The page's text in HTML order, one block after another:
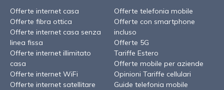
Offerte internet casa
Offerte fibra ottica
Offerte internet casa senza
linea fissa
Offerte internet illimitato
casa
Offerte internet WiFi
Offerte internet satellitare
Offerte telefonia mobile
Offerte con smartphone
incluso
Offerte 5G
Tariffe Estero
Offerte mobile per aziende
Opinioni Tariffe cellulari
Guide telefonia mobile